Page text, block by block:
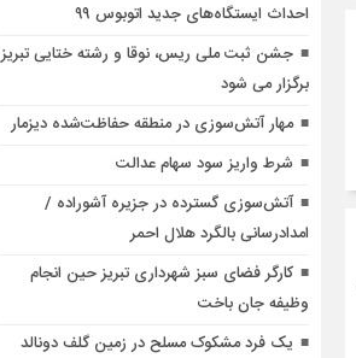
احداث ایستگاه‌های جدید اتوبوس ۹۹
جشن ثبت ملی ریس، نوقا و رشته ختایی تبریز
برگزار می شود
مهار آتش‌سوزی در منطقه حفاظت‌شده دیزمار
شرط واریز سود سهام عدالت
آتش‌سوزی گسترده در جزیره آشوراده /
امدادرسانی بالگرد هلال احمر
کارگر فضای سبز شهرداری تبریز حین انجام
وظیفه جان باخت
یک فرد مشکوک مسلح در زمین گلف دونالد